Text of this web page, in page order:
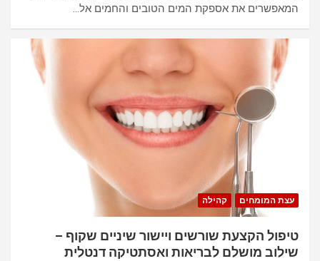
המאפשרים את אספקת המים הטובים והחמים אל…
עצת המומחים קהילה
טיפול הקצעת שורשים ויישור שיניים שקוף –
שילוב מושלם לבריאות ואסתטיקה דנטלית